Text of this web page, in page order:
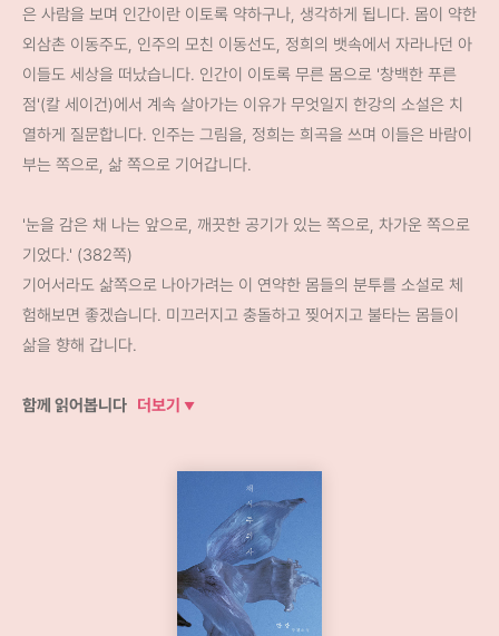
은 사람을 보며 인간이란 이토록 약하구나, 생각하게 됩니다. 몸이 약한
외삼촌 이동주도, 인주의 모친 이동선도, 정희의 뱃속에서 자라나던 아
이들도 세상을 떠났습니다. 인간이 이토록 무른 몸으로 '창백한 푸른
점'(칼 세이건)에서 계속 살아가는 이유가 무엇일지 한강의 소설은 치
열하게 질문합니다. 인주는 그림을, 정희는 희곡을 쓰며 이들은 바람이
부는 쪽으로, 삶 쪽으로 기어갑니다.
'눈을 감은 채 나는 앞으로, 깨끗한 공기가 있는 쪽으로, 차가운 쪽으로
기었다.' (382쪽)
기어서라도 삶쪽으로 나아가려는 이 연약한 몸들의 분투를 소설로 체
험해보면 좋겠습니다. 미끄러지고 충돌하고 찢어지고 불타는 몸들이
삶을 향해 갑니다.
함께 읽어봅니다 더보기